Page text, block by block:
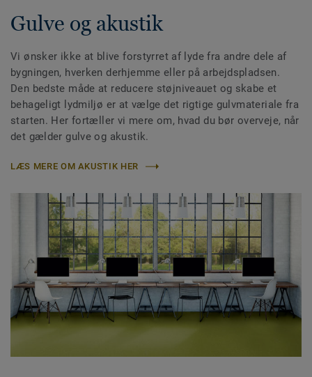
Gulve og akustik
Vi ønsker ikke at blive forstyrret af lyde fra andre dele af
bygningen, hverken derhjemme eller på arbejdspladsen.
Den bedste måde at reducere støjniveauet og skabe et
behageligt lydmiljø er at vælge det rigtige gulvmateriale fra
starten. Her fortæller vi mere om, hvad du bør overveje, når
det gælder gulve og akustik.
LÆS MERE OM AKUSTIK HER